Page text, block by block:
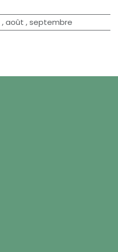
,août ,septembre